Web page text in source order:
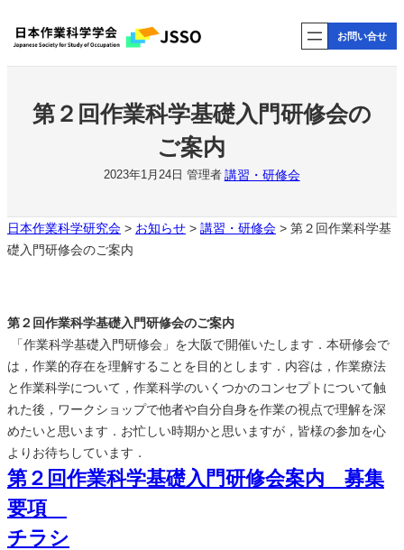
容
お問い合せ
第２回作業科学基礎入門研修会の
ご案内
2023年1月24日 管理者 講習・研修会
日本作業科学研究会 > お知らせ > 講習・研修会 > 第２回作業科学基
礎入門研修会のご案内
第２回作業科学基礎入門研修会のご案内
「作業科学基礎入門研修会」を大阪で開催いたします．本研修会で
は，作業的存在を理解することを目的とします．内容は，作業療法
と作業科学について，作業科学のいくつかのコンセプトについて触
れた後，ワークショップで他者や自分自身を作業の視点で理解を深
めたいと思います．お忙しい時期かと思いますが，皆様の参加を心
よりお待ちしています．
第２回作業科学基礎入門研修会案内 募集
要項
チラシ